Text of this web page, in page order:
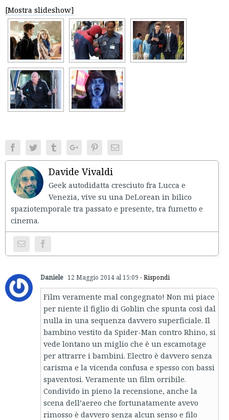
[Mostra slideshow]
FacebookTwitter TumblrGoogle+PinterestEmail
Davide Vivaldi
Geek autodidatta cresciuto fra Lucca e
Venezia, vive su una DeLorean in bilico
spaziotemporale tra passato e presente, tra fumetto e
cinema.
Daniele 12 Maggio 2014 al 15:09 - Rispondi
Film veramente mal congegnato! Non mi piace
per niente il figlio di Goblin che spunta così dal
nulla in una sequenza davvero superficiale. Il
bambino vestito da Spider-Man contro Rhino, si
vede lontano un miglio che è un escamotage
per attrarre i bambini. Electro è davvero senza
carisma e la vicenda confusa e spesso con bassi
spaventosi. Veramente un film orribile.
Condivido in pieno la recensione, anche la
scena dell’aereo che fortunatamente avevo
rimosso è davvero senza alcun senso e filo